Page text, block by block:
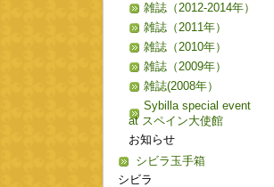
雑誌（2012-2014年）
雑誌（2011年）
雑誌（2010年）
雑誌（2009年）
雑誌(2008年）
Sybilla special event
at スペイン大使館
お知らせ
シビラ玉手箱
シビラ